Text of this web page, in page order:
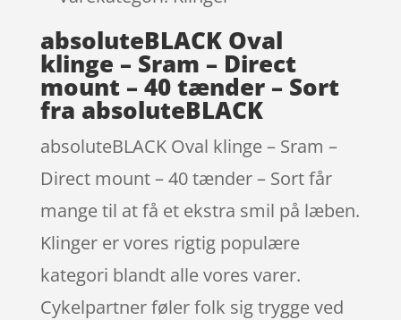
absoluteBLACK Oval
klinge – Sram – Direct
mount – 40 tænder – Sort
fra absoluteBLACK
absoluteBLACK Oval klinge – Sram –
Direct mount – 40 tænder – Sort får
mange til at få et ekstra smil på læben.
Klinger er vores rigtig populære
kategori blandt alle vores varer.
Cykelpartner føler folk sig trygge ved